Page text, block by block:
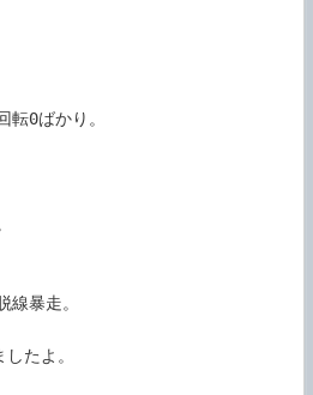
転0ばかり。
線暴走。
たよ。